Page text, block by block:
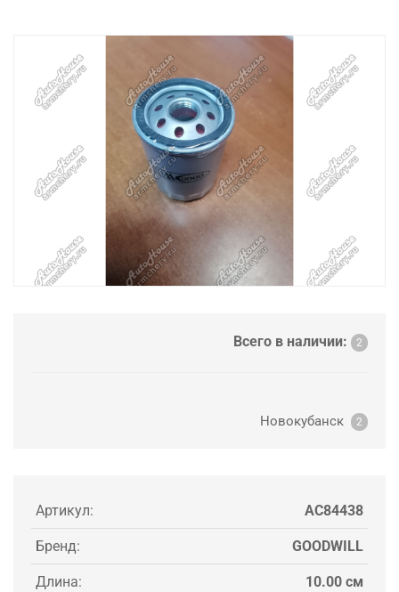
Всего в наличии: 2
Новокубанск 2
Артикул: AC84438
Бренд: GOODWILL
Длина: 10.00 см